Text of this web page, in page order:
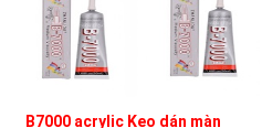
B7000 acrylic Keo dán màn